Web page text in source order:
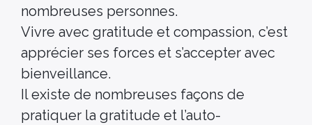
nombreuses personnes.
Vivre avec gratitude et compassion, c’est
apprécier ses forces et s’accepter avec
bienveillance.
Il existe de nombreuses façons de
pratiquer la gratitude et l’auto-